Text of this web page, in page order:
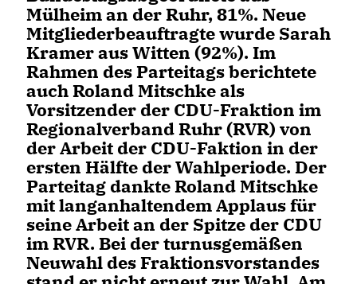
Mülheim an der Ruhr, 81%. Neue
Mitgliederbeauftragte wurde Sarah
Kramer aus Witten (92%). Im
Rahmen des Parteitags berichtete
auch Roland Mitschke als
Vorsitzender der CDU-Fraktion im
Regionalverband Ruhr (RVR) von
der Arbeit der CDU-Faktion in der
ersten Hälfte der Wahlperiode. Der
Parteitag dankte Roland Mitschke
mit langanhaltendem Applaus für
seine Arbeit an der Spitze der CDU
im RVR. Bei der turnusgemäßen
Neuwahl des Fraktionsvorstandes